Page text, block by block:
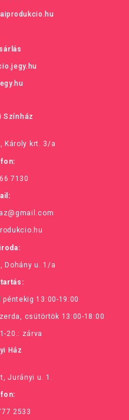
Színház
Károly krt. 3/a
7130
Dohány u. 1/a
13:00-19:00
csütörtök 13:00-18:00
20.: zárva
Ház
Jurányi u. 1.
2533